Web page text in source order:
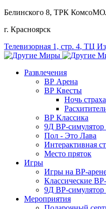
Белинского 8, ТРК
г. Красноярск
Телевизорная 1, стр. 4, ТЦ
Развлечения
ВР Арена
ВР Квесты
Ночь страха
ВР Классика
9Д ВР-симулятор
Пол - Это Лава
Интерактивная
Место пряток
Игры
Игры на ВР-
Классические
9Д ВР-симулятор
Мероприятия